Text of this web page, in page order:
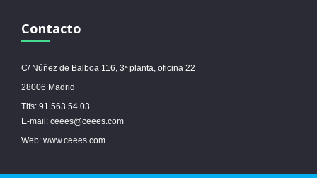
Contacto
C/ Núñez de Balboa 116, 3ª planta, oficina 22
28006 Madrid
Tlfs: 91 563 54 03
E-mail: ceees@ceees.com
Web: www.ceees.com